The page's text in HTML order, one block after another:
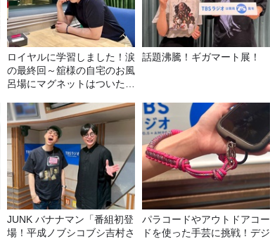
ロイヤルに学習しました！涙
の最終回～舘様の自宅のお風
呂場にマグネットはついたの
話題沸騰！ギガマート展！
JUNK バナナマン「番組初登
場！平成ノブシコブシ吉村さ
パラコードやアウトドアコー
ドを使った手芸に挑戦！デジ